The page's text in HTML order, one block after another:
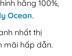
hãng 100%,
ly Ocean.
nhất thị
mãi hấp dẫn.